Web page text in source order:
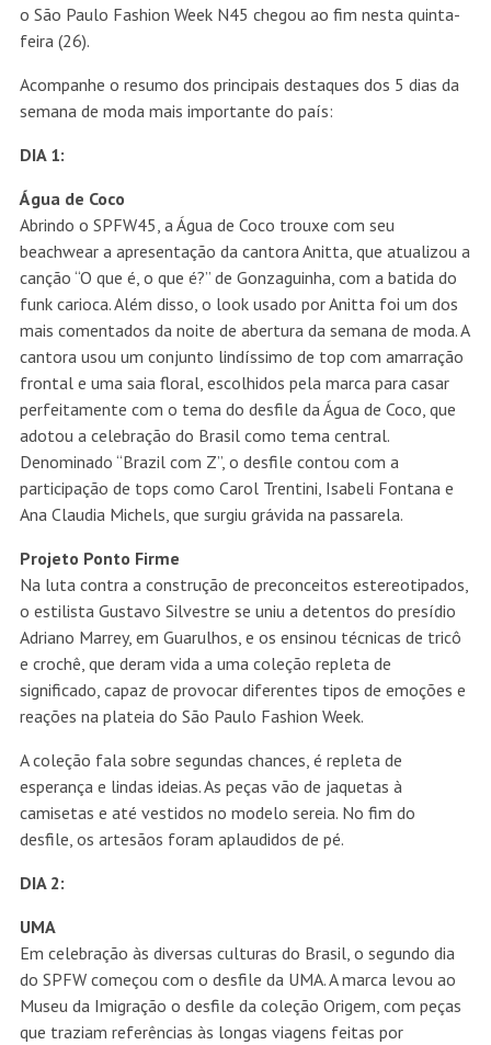
o São Paulo Fashion Week N45 chegou ao fim nesta quinta-
feira (26).
Acompanhe o resumo dos principais destaques dos 5 dias da
semana de moda mais importante do país:
DIA 1:
Água de Coco
Abrindo o SPFW45, a Água de Coco trouxe com seu
beachwear a apresentação da cantora Anitta, que atualizou a
canção “O que é, o que é?” de Gonzaguinha, com a batida do
funk carioca. Além disso, o look usado por Anitta foi um dos
mais comentados da noite de abertura da semana de moda. A
cantora usou um conjunto lindíssimo de top com amarração
frontal e uma saia floral, escolhidos pela marca para casar
perfeitamente com o tema do desfile da Água de Coco, que
adotou a celebração do Brasil como tema central.
Denominado “Brazil com Z”, o desfile contou com a
participação de tops como Carol Trentini, Isabeli Fontana e
Ana Claudia Michels, que surgiu grávida na passarela.
Projeto Ponto Firme
Na luta contra a construção de preconceitos estereotipados,
o estilista Gustavo Silvestre se uniu a detentos do presídio
Adriano Marrey, em Guarulhos, e os ensinou técnicas de tricô
e crochê, que deram vida a uma coleção repleta de
significado, capaz de provocar diferentes tipos de emoções e
reações na plateia do São Paulo Fashion Week.
A coleção fala sobre segundas chances, é repleta de
esperança e lindas ideias. As peças vão de jaquetas à
camisetas e até vestidos no modelo sereia. No fim do
desfile, os artesãos foram aplaudidos de pé.
DIA 2:
UMA
Em celebração às diversas culturas do Brasil, o segundo dia
do SPFW começou com o desfile da UMA. A marca levou ao
Museu da Imigração o desfile da coleção Origem, com peças
que traziam referências às longas viagens feitas por